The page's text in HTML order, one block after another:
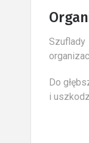
Do
i